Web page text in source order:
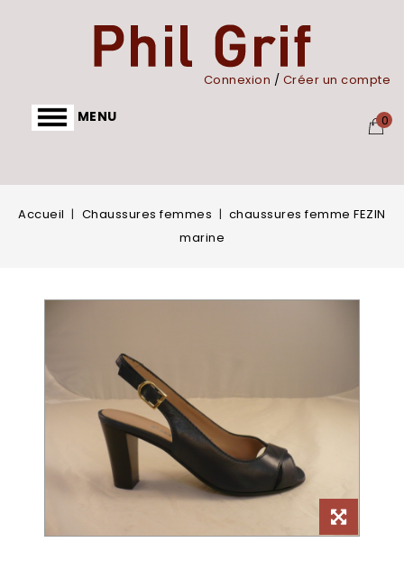
Connexion / Créer un compte
0
MENU
Accueil Chaussures femmes
chaussures femme FEZIN
marine